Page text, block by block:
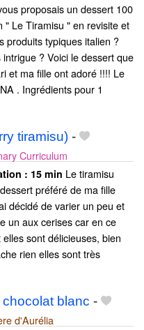
proposais un dessert 100
" Le Tiramisu " en revisite et
produits typiques italien ?
intrigue ? Voici le dessert que
et ma fille ont adoré !!!! Le
. Ingrédients pour 1
tiramisu) -
Curriculum
: 15 min Le tiramisu
préféré de ma fille
décidé de varier un peu et
un aux cerises car en ce
elles sont délicieuses, bien
rien elles sont très
blanc -
d'Aurélia